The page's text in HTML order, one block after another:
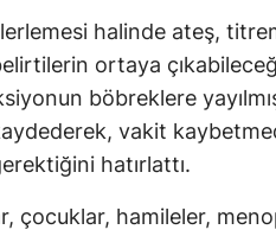
halinde ateş,
ortaya
böbreklere
vakit
hatırlattı.
çocuklar, hamileler,